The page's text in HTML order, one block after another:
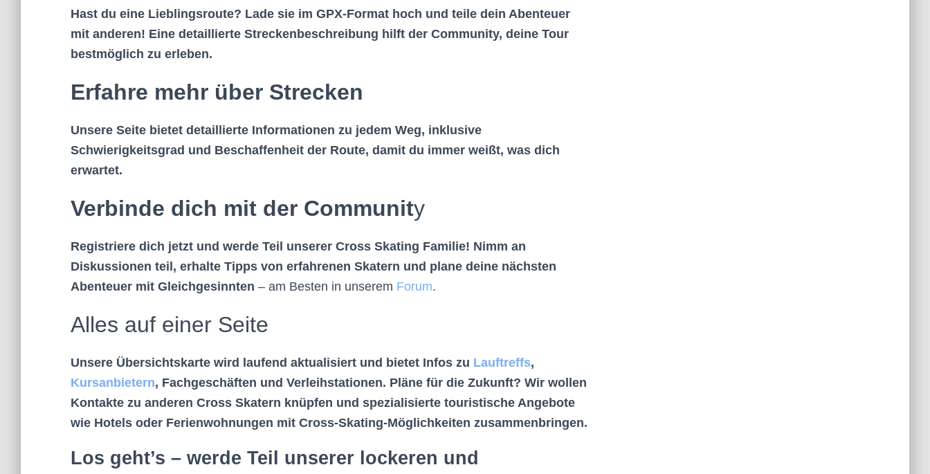
Hast du eine Lieblingsroute? Lade sie im GPX-Format hoch und teile dein Abenteuer
mit anderen! Eine detaillierte Streckenbeschreibung hilft der Community, deine Tour
bestmöglich zu erleben.
Erfahre mehr über Strecken
Unsere Seite bietet detaillierte Informationen zu jedem Weg, inklusive
Schwierigkeitsgrad und Beschaffenheit der Route, damit du immer weißt, was dich
erwartet.
Verbinde dich mit der Community
Registriere dich jetzt und werde Teil unserer Cross Skating Familie! Nimm an
Diskussionen teil, erhalte Tipps von erfahrenen Skatern und plane deine nächsten
Abenteuer mit Gleichgesinnten – am Besten in unserem Forum.
Alles auf einer Seite
Unsere Übersichtskarte wird laufend aktualisiert und bietet Infos zu Lauftreffs,
Kursanbietern, Fachgeschäften und Verleihstationen. Pläne für die Zukunft? Wir wollen
Kontakte zu anderen Cross Skatern knüpfen und spezialisierte touristische Angebote
wie Hotels oder Ferienwohnungen mit Cross-Skating-Möglichkeiten zusammenbringen.
Los geht’s – werde Teil unserer lockeren und